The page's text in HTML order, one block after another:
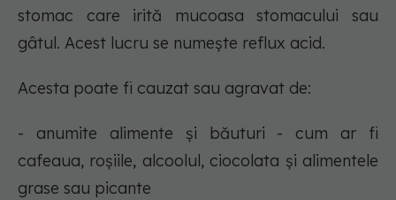
stomac care irită mucoasa stomacului sau
gâtul. Acest lucru se numește reflux acid.
Acesta poate fi cauzat sau agravat de:
- anumite alimente și băuturi - cum ar fi
cafeaua, roșiile, alcoolul, ciocolata și alimentele
grase sau picante